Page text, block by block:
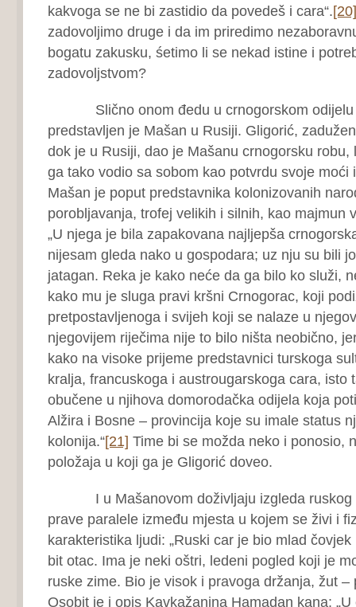
kakvoga se ne bi zastidio da povedeš i cara“.[20]
zadovoljimo druge i da im priredimo
bogatu zakusku, śetimo li se nekad istine i
zadovoljstvom?
Slično onom đedu u crnogorskom odijelu
predstavljen je Mašan u Rusiji. Gligorić,
dok je u Rusiji, dao je Mašanu crnogorsku robu,
ga tako vodio sa sobom kao potvrdu svoje moći
Mašan je poput predstavnika kolonizovanih
porobljavanja, trofej velikih i silnih, kao majmun
„U njega je bila zapakovana najljepša
nijesam gleda nako u gospodara; uz nju su bili
jatagan. Reka je kako neće da ga bilo ko služi,
kako mu je sluga pravi kršni Crnogorac, koji
pretpostavljenoga i svijeh koji se nalaze u
njegovijem riječima nije to bilo ništa neobično,
kako na visoke prijeme predstavnici turskoga
kralja, francuskoga i austrougarskoga cara, isto
obučene u njihova domorodačka odijela koja
Alžira i Bosne – provincija koje su imale status
kolonija.“[21] Time bi se možda neko i ponosio,
položaja u koji ga je Gligorić doveo.
I u Mašanovom doživljaju izgleda ruskog
prave paralele između mjesta u kojem se živi i
karakteristika ljudi: „Ruski car je bio mlad
bit otac. Ima je neki oštri, ledeni pogled koji je
ruske zime. Bio je visok i pravoga držanja, žut –
Osobit je i opis Kavkažanina Hamadan kana: